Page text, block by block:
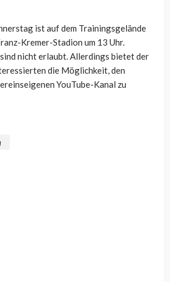
ist auf dem Trainingsgelände
Kremer-Stadion um 13 Uhr.
nicht erlaubt. Allerdings bietet der
die Möglichkeit, den
YouTube-Kanal zu